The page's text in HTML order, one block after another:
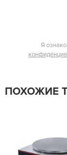
Я
ПОХОЖИЕ